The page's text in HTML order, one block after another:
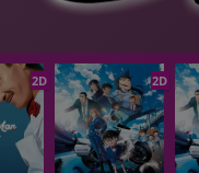
2D 2D